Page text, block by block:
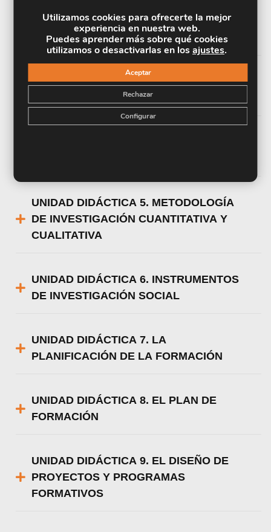
UNIDAD DIDÁCTICA 2. COMPETENCIAS
TÉCNICAS
UNIDAD DIDÁCTICA 3. COMPETENCIAS
METODOLÓGICAS
UNIDAD DIDÁCTICA 5. METODOLOGÍA
DE INVESTIGACIÓN CUANTITATIVA Y
CUALITATIVA
UNIDAD DIDÁCTICA 6. INSTRUMENTOS
DE INVESTIGACIÓN SOCIAL
UNIDAD DIDÁCTICA 7. LA
PLANIFICACIÓN DE LA FORMACIÓN
UNIDAD DIDÁCTICA 8. EL PLAN DE
FORMACIÓN
UNIDAD DIDÁCTICA 9. EL DISEÑO DE
PROYECTOS Y PROGRAMAS
FORMATIVOS
Utilizamos cookies para ofrecerte la mejor
experiencia en nuestra web.
Puedes aprender más sobre qué cookies
utilizamos o desactivarlas en losajustes.
Aceptar
Rechazar
Configurar